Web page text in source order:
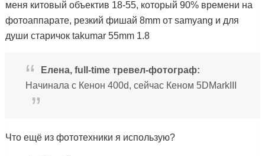
меня китовый объектив 18-55, который 90% времени на
фотоаппарате, резкий фишай 8mm от samyang и для
души старичок takumar 55mm 1.8
Елена, full-time тревел-фотограф:
Начинала с Кенон 400d, сейчас Кеном 5DMarkIII
Что ещё из фототехники я использую?